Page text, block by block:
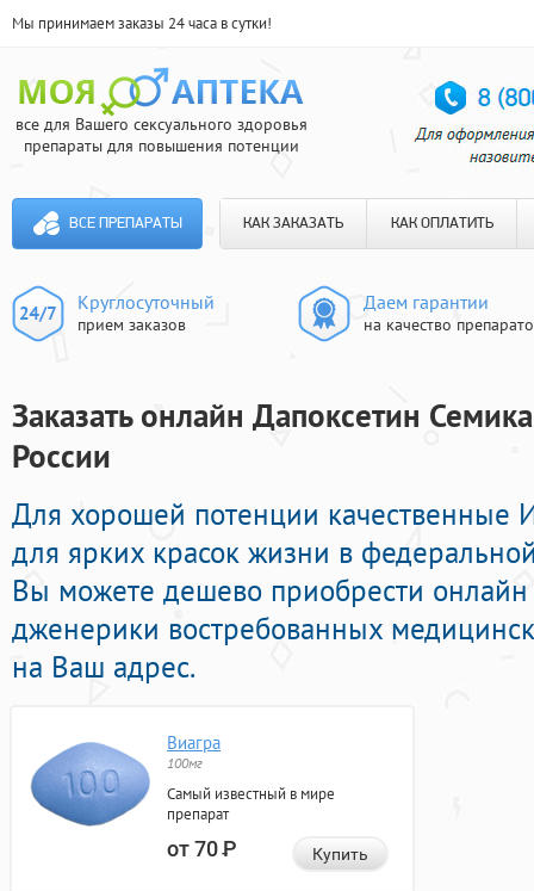
Мы принимаем заказы 24 часа в сутки!
все для Вашего сексуального здоровья
препараты для повышения потенции
ВСЕ ПРЕПАРАТЫ КАК ЗАКАЗАТЬ КАК ОПЛАТИТЬ
Круглосуточный
прием заказов
Даем гарантии
на качество
Заказать онлайн Дапоксетин
России
Для хорошей потенции качественные
для ярких красок жизни в
Вы можете дешево приобрести онлайн
дженерики востребованных
на Ваш адрес.
Виагра
100мг
Самый известный в мире
препарат
от 70Р Купить